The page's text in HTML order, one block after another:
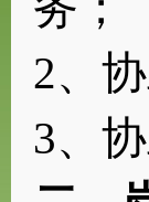
2、
3、